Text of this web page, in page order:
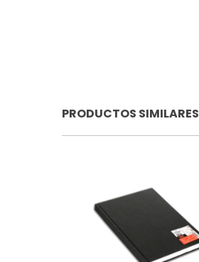
PRODUCTOS SIMILARES